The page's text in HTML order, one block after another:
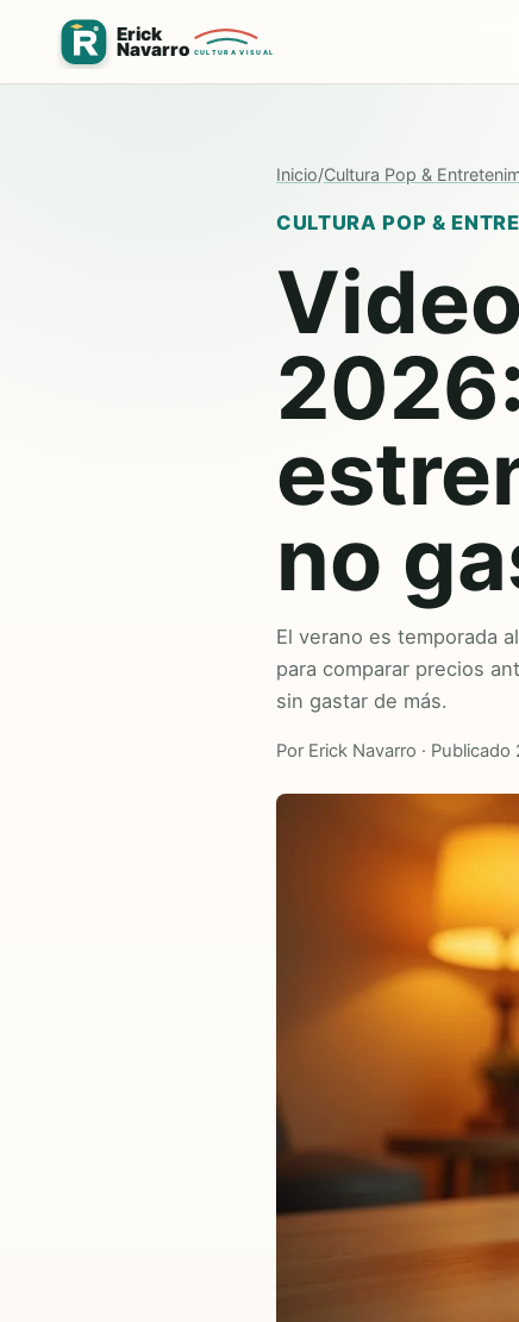
Inicio/Cultura Pop &
CULTURA POP &
no
El verano es temporada
para comparar precios
sin gastar de más.
Por Erick Navarro ·